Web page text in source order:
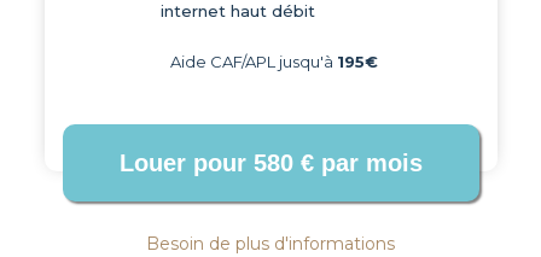
internet haut débit
Aide CAF/APL jusqu'à 195€
Besoin de plus d'informations